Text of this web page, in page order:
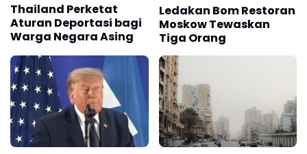
Thailand Perketat
Aturan Deportasi bagi
Warga Negara Asing
Ledakan Bom Restoran
Moskow Tewaskan
Tiga Orang